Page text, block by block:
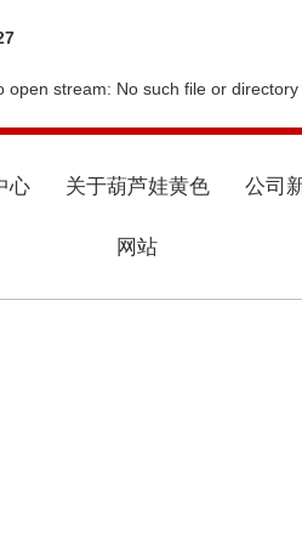
stream: No such file or directory
心 关于葫芦娃黄色
网站
公司